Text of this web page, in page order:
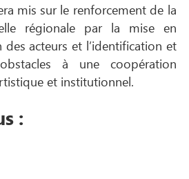
mis sur le renforcement de la
régionale par la mise en
acteurs et l’identification et
à une coopération
et institutionnel.
: